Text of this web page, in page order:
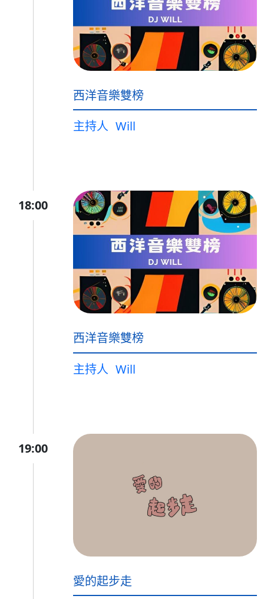
西洋音樂雙榜
主持人 Will
18:00
西洋音樂雙榜
主持人 Will
19:00
愛的起步走